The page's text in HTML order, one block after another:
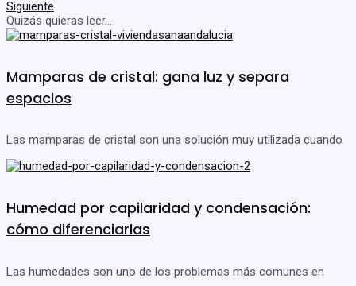
Siguiente
Quizás quieras leer...
Mamparas de cristal: gana luz y separa
espacios
Las mamparas de cristal son una solución muy utilizada cuando
Humedad por capilaridad y condensación:
cómo diferenciarlas
Las humedades son uno de los problemas más comunes en